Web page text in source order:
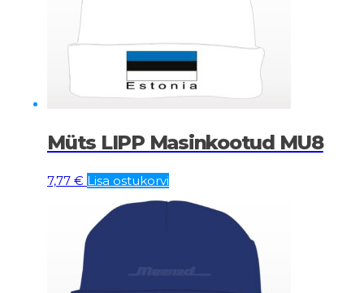
Müts LIPP Masinkootud MU8
7,77 € Lisa ostukorvi